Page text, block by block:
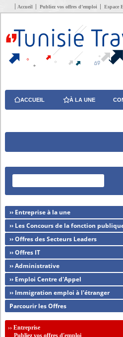
Accueil Publiez vos offres d’emploi Espace
ACCUEIL À LA UNE
›› Entreprise à la une
›› Les Concours de la fonction
›› Offres des Secteurs Leaders
›› Offres IT
›› Administrative
›› Emploi Centre d'Appel
›› Immigration emploi à l'étranger
Parcourir les Offres
››Entreprise
Publiez vos offres d'emploi